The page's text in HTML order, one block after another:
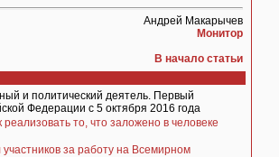
Андрей Макарычев
Монитор
В начало статьи
и политический деятель. Первый
Федерации с 5 октября 2016 года
то, что заложено в человеке
за работу на Всемирном